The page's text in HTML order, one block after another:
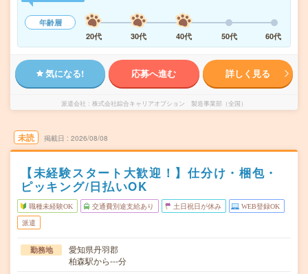
年齢層
20代
30代 40代 50代 60代
気になる! 応募へ進む 詳しく見る
派遣会社 株式会社綜合キャリアオプション 製造事業部（全国）
未読 掲載日 2026/08/08
【未経験スタート大歓迎！】仕分け・梱包・
ピッキング/日払いOK
職種未経験OK 交通費別途支給あり 土日祝日が休み WEB登録OK
派遣
勤務地
愛知県丹羽郡
柏森駅から---分